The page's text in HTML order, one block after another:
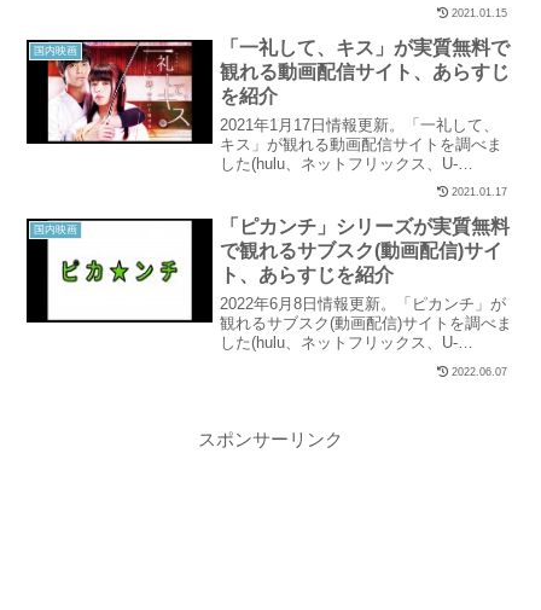
倉ものがたり」の配信状況と、実質無料
で観れるサイトを紹介しています。
2021.01.15
国内映画
「一礼して、キス」が実質無料で
観れる動画配信サイト、あらすじ
を紹介
2021年1月17日情報更新。「一礼して、
キス」が観れる動画配信サイトを調べま
した(hulu、ネットフリックス、U-
NEXT、パラビ、ユーチューブ、アマゾン
など15社を調査)。当記事では「一礼し
て、キス」の配信状況と、実質無料で観
れるサイトを紹介しています。
2021.01.17
国内映画
「ピカンチ」シリーズが実質無料
で観れるサブスク(動画配信)サイ
ト、あらすじを紹介
2022年6月8日情報更新。「ピカンチ」が
観れるサブスク(動画配信)サイトを調べま
した(hulu、ネットフリックス、U-
NEXT、パラビ、ユーチューブ、アマゾン
など15社を調査)。当記事では「ピカン
2022.06.07
スポンサーリンク